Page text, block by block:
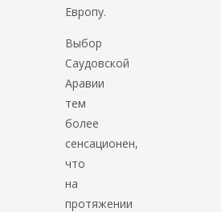
Европу.
Выбор
Саудовской
Аравии
тем
более
сенсационен,
что
на
протяжении